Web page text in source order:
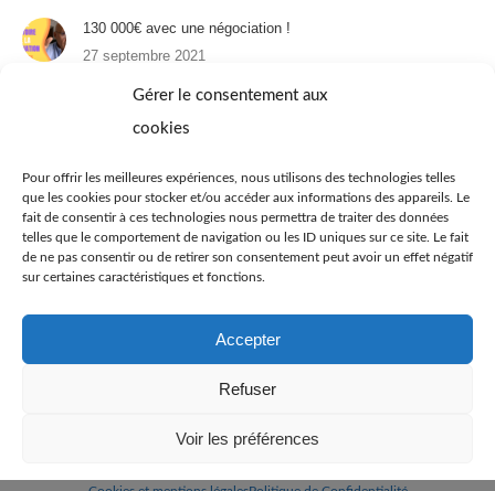
Gérer le consentement aux
cookies
Pour offrir les meilleures expériences, nous utilisons des technologies telles
que les cookies pour stocker et/ou accéder aux informations des appareils. Le
fait de consentir à ces technologies nous permettra de traiter des données
telles que le comportement de navigation ou les ID uniques sur ce site. Le fait
de ne pas consentir ou de retirer son consentement peut avoir un effet négatif
sur certaines caractéristiques et fonctions.
Accepter
Refuser
Voir les préférences
130 000€ avec une négociation !
27 septembre 2021
Un appartement à Paris : 1er épisode
31 août 2021
22 juin 2021
Immobilier à Dubaï
29 avril 2021